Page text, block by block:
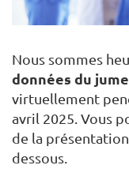
Nous sommes
données du
virtuellement
avril 2025. Vous
de la
dessous.